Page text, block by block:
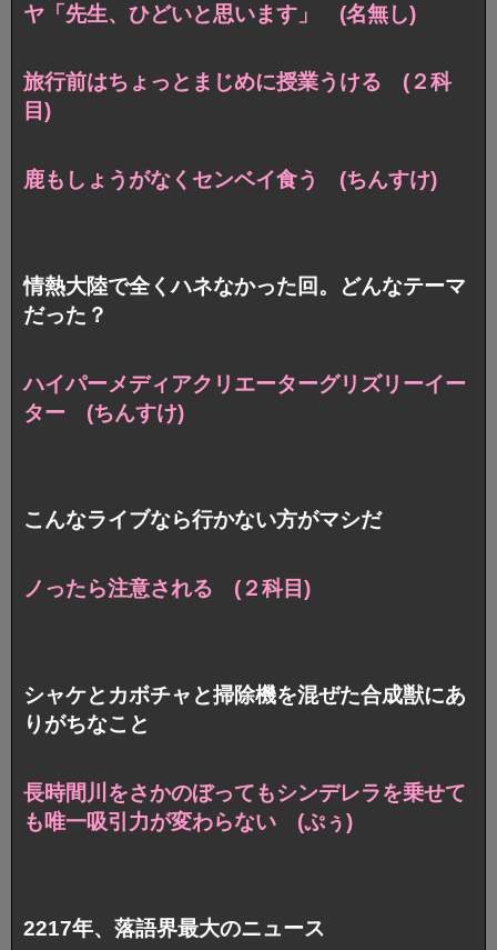
ヤ「先生、ひどいと思います」 (名無し)
旅行前はちょっとまじめに授業うける (２科
目)
鹿もしょうがなくセンベイ食う (ちんすけ)
情熱大陸で全くハネなかった回。どんなテーマ
だった？
ハイパーメディアクリエーターグリズリーイー
ター (ちんすけ)
こんなライブなら行かない方がマシだ
ノったら注意される (２科目)
シャケとカボチャと掃除機を混ぜた合成獣にあ
りがちなこと
長時間川をさかのぼってもシンデレラを乗せて
も唯一吸引力が変わらない (ぷぅ)
2217年、落語界最大のニュース